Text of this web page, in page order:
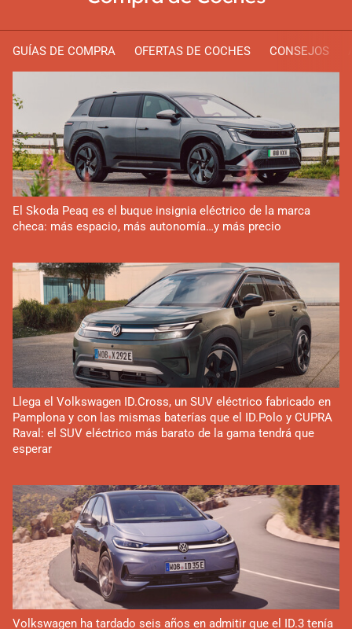
GUÍAS DE COMPRA OFERTAS DE COCHES CONSEJOS
El Skoda Peaq es el buque insignia eléctrico de la marca
checa: más espacio, más autonomía…y más precio
Llega el Volkswagen ID.Cross, un SUV eléctrico fabricado en
Pamplona y con las mismas baterías que el ID.Polo y CUPRA
Raval: el SUV eléctrico más barato de la gama tendrá que
esperar
Volkswagen ha tardado seis años en admitir que el ID.3 tenía